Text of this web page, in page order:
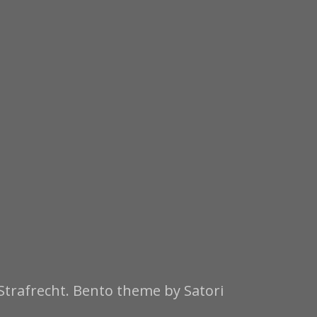
Bento theme by Satori